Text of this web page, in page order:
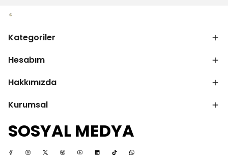
Kategoriler
Hesabım
Hakkımızda
Kurumsal
SOSYAL MEDYA